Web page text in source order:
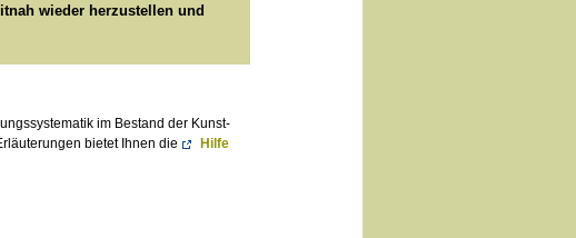
wieder herzustellen und
im Bestand der Kunst-
bietet Ihnen die
Hilfe